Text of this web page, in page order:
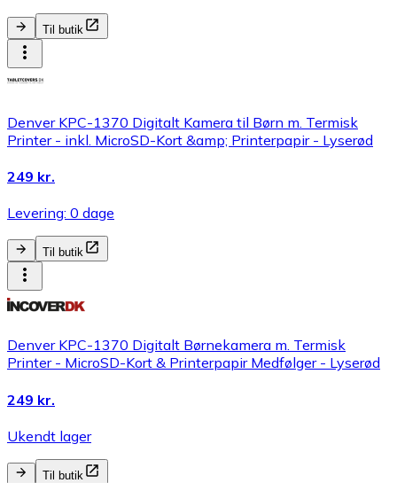
Til butik
Denver KPC-1370 Digitalt Kamera til Børn m. Termisk
Printer - inkl. MicroSD-Kort &amp; Printerpapir - Lyserød
249 kr.
Levering: 0 dage
Til butik
Denver KPC-1370 Digitalt Børnekamera m. Termisk
Printer - MicroSD-Kort & Printerpapir Medfølger - Lyserød
249 kr.
Ukendt lager
Til butik